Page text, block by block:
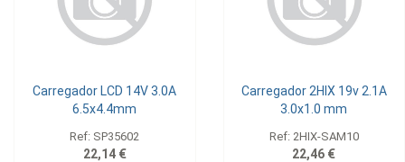
Carregador LCD 14V 3.0A
6.5x4.4mm
Ref: SP35602
22,14 €
Carregador 2HIX 19v 2.1A
3.0x1.0 mm
Ref: 2HIX-SAM10
22,46 €